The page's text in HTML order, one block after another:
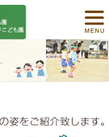
育について
食事について
リジナル保育